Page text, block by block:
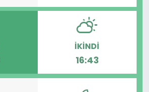
İKINDI
16:43